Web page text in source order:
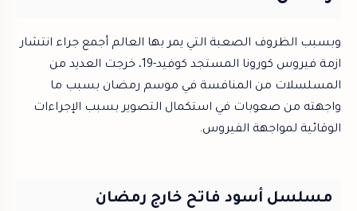
وبسبب الظروف الصعبة التي يمر بها العالم أجمع جراء انتشار
ازمة فيروس كورونا المستجد كوفيد-19، خرجت العديد من
المسلسلات من المنافسة في موسم رمضان بسبب ما
واجهته من صعوبات في استكمال التصوير بسبب الإجراءات
الوقائية لمواجهة الفيروس.
مسلسل أسود فاتح خارج رمضان